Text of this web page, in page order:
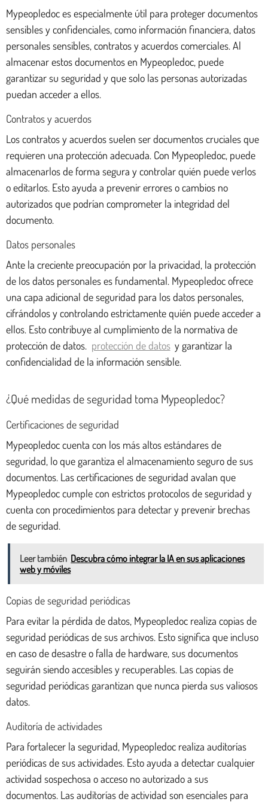
Mypeopledoc es especialmente útil para proteger documentos
sensibles y confidenciales, como información financiera, datos
personales sensibles, contratos y acuerdos comerciales. Al
almacenar estos documentos en Mypeopledoc, puede
garantizar su seguridad y que solo las personas autorizadas
puedan acceder a ellos.
Contratos y acuerdos
Los contratos y acuerdos suelen ser documentos cruciales que
requieren una protección adecuada. Con Mypeopledoc, puede
almacenarlos de forma segura y controlar quién puede verlos
o editarlos. Esto ayuda a prevenir errores o cambios no
autorizados que podrían comprometer la integridad del
documento.
Datos personales
Ante la creciente preocupación por la privacidad, la protección
de los datos personales es fundamental. Mypeopledoc ofrece
una capa adicional de seguridad para los datos personales,
cifrándolos y controlando estrictamente quién puede acceder a
ellos. Esto contribuye al cumplimiento de la normativa de
protección de datos. protección de datos y garantizar la
confidencialidad de la información sensible.
¿Qué medidas de seguridad toma Mypeopledoc?
Certificaciones de seguridad
Mypeopledoc cuenta con los más altos estándares de
seguridad, lo que garantiza el almacenamiento seguro de sus
documentos. Las certificaciones de seguridad avalan que
Mypeopledoc cumple con estrictos protocolos de seguridad y
cuenta con procedimientos para detectar y prevenir brechas
de seguridad.
Leer también Descubra cómo integrar la IA en sus aplicaciones
web y móviles
Copias de seguridad periódicas
Para evitar la pérdida de datos, Mypeopledoc realiza copias de
seguridad periódicas de sus archivos. Esto significa que incluso
en caso de desastre o falla de hardware, sus documentos
seguirán siendo accesibles y recuperables. Las copias de
seguridad periódicas garantizan que nunca pierda sus valiosos
datos.
Auditoría de actividades
Para fortalecer la seguridad, Mypeopledoc realiza auditorías
periódicas de sus actividades. Esto ayuda a detectar cualquier
actividad sospechosa o acceso no autorizado a sus
documentos. Las auditorías de actividad son esenciales para